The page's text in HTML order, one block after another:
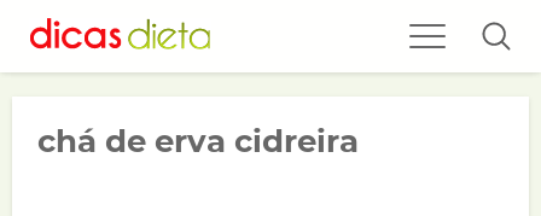
chá de erva cidreira